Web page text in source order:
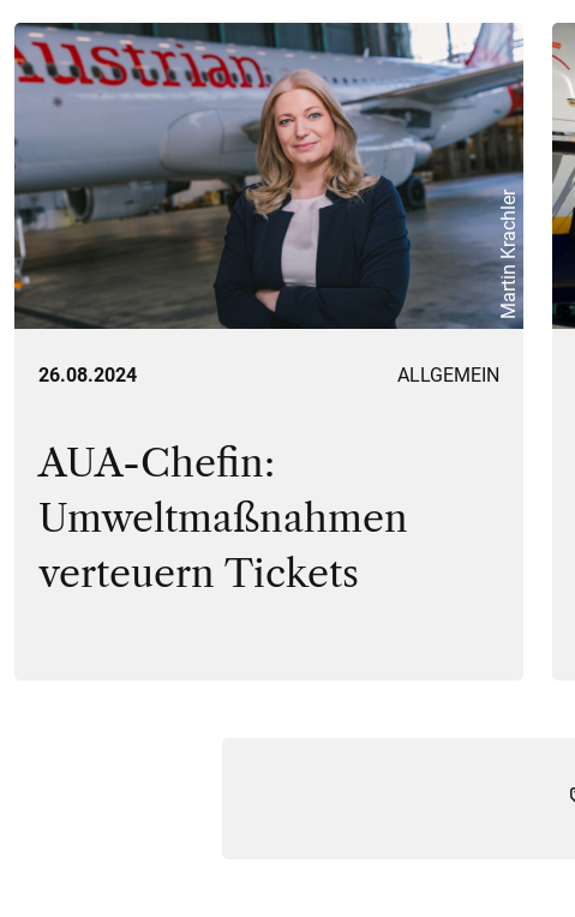
Martin Krachler
26.08.2024 ALLGEMEIN
AUA-Chefin:
Umweltmaßnahmen
verteuern Tickets